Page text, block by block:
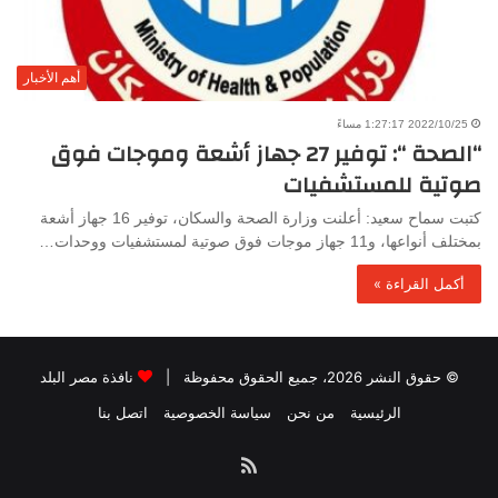
أهم الأخبار
2022/10/25 1:27:17 مساءً
“الصحة “: توفير 27 جهاز أشعة وموجات فوق
صوتية للمستشفيات
كتبت سماح سعيد: أعلنت وزارة الصحة والسكان، توفير 16 جهاز أشعة
بمختلف أنواعها، و11 جهاز موجات فوق صوتية لمستشفيات ووحدات…
أكمل القراءة »
© حقوق النشر 2026، جميع الحقوق محفوظة |
نافذة مصر البلد
الرئيسية
من نحن سياسة الخصوصية اتصل بنا
ملخص